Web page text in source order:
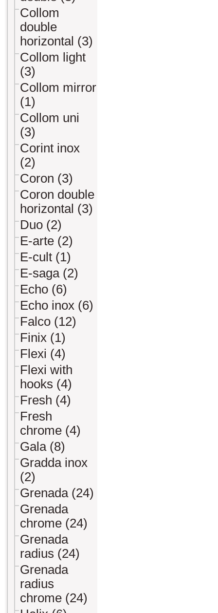
Collom
double
horizontal (3)
Collom light
(3)
Collom mirror
(1)
Collom uni
(3)
Corint inox
(2)
Coron (3)
Coron double
horizontal (3)
Duo (2)
E-arte (2)
E-cult (1)
E-saga (2)
Echo (6)
Echo inox (6)
Falco (12)
Finix (1)
Flexi (4)
Flexi with
hooks (4)
Fresh (4)
Fresh
chrome (4)
Gala (8)
Gradda inox
(2)
Grenada (24)
Grenada
chrome (24)
Grenada
radius (24)
Grenada
radius
chrome (24)